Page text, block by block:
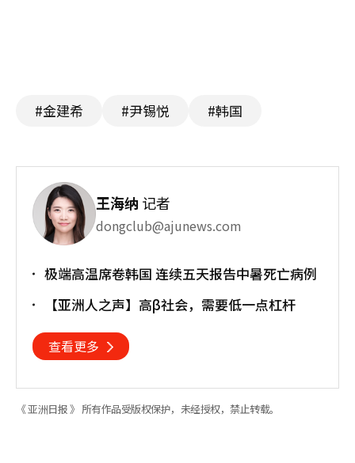
#金建希 #尹锡悦 #韩国
王海纳 记者
dongclub@ajunews.com
极端高温席卷韩国 连续五天报告中暑死亡病例
【亚洲人之声】高β社会，需要低一点杠杆
查看更多
《 亚洲日报 》 所有作品受版权保护，未经授权，禁止转载。